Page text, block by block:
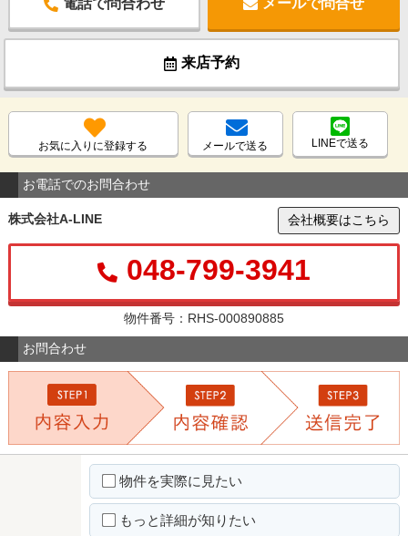
電話で問合わせ メールで問合せ
来店予約
お気に入りに登録する メールで送る LINEで送る
お電話でのお問合わせ
株式会社A-LINE 会社概要はこちら
048-799-3941
物件番号：RHS-000890885
お問合わせ
物件を実際に見たい
もっと詳細が知りたい